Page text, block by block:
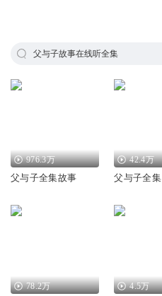
父与子故事在线听全集
976.3万
父与子全集故事
42.4万
父与子全集
78.2万 4.5万